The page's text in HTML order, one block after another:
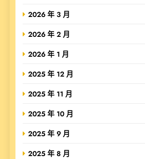
2026 年 3 月
2026 年 2 月
2026 年 1 月
2025 年 12 月
2025 年 11 月
2025 年 10 月
2025 年 9 月
2025 年 8 月